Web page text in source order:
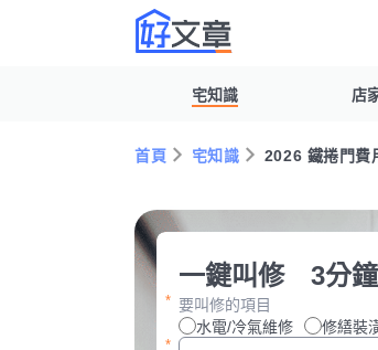
宅知識 店
首頁 宅知識 2026 鐵捲門費
一鍵叫修 3分
要叫修的項目
水電/冷氣維修
修繕裝